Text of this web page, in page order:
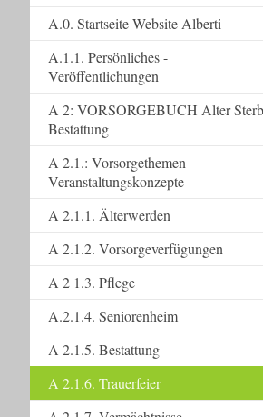
A.0. Startseite Website Alberti
A.1.1. Persönliches -
Veröffentlichungen
A 2: VORSORGEBUCH Alter
Bestattung
A 2.1.: Vorsorgethemen
Veranstaltungskonzepte
A 2.1.1. Älterwerden
A 2.1.2. Vorsorgeverfügungen
A 2 1.3. Pflege
A.2.1.4. Seniorenheim
A 2.1.5. Bestattung
A 2.1.6. Trauerfeier